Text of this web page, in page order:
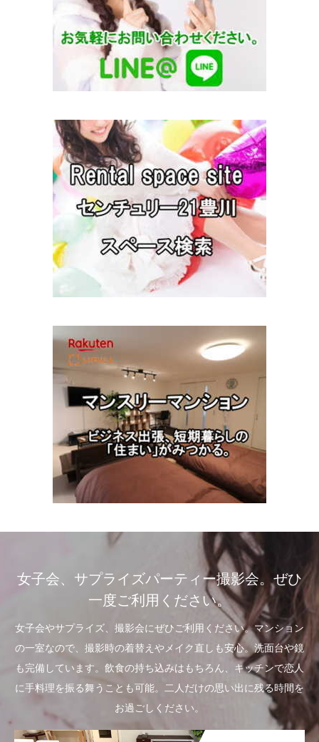
女子会、サプライズパーティー撮影会。ぜひ
一度ご利用ください。
女子会やサプライズ、撮影会にぜひご利用ください。マンション
の一室なので、撮影時の着替えやメイク直しも安心。洗面台や鏡
も完備しています。飲食の持ち込みはもちろん、キッチンで恋人
に手料理を振る舞うことも可能。二人だけの思い出に残る時間を
お過ごしください。